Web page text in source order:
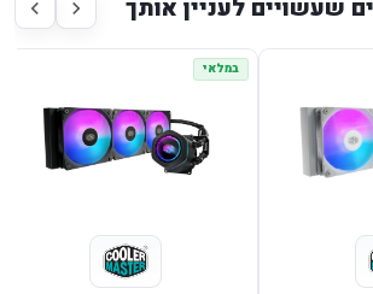
שעשויים לעניין אותך
במלאי